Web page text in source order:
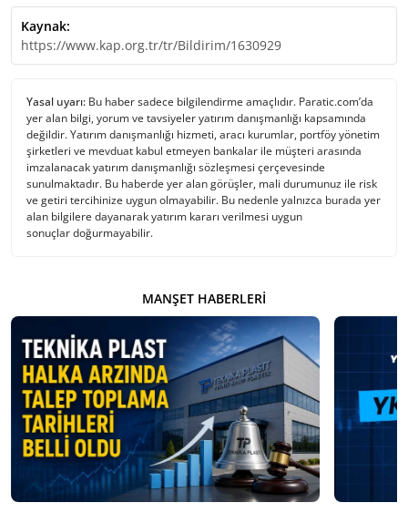
Kaynak:
https://www.kap.org.tr/tr/Bildirim/1630929
Yasal uyarı: Bu haber sadece bilgilendirme amaçlıdır. Paratic.com’da
yer alan bilgi, yorum ve tavsiyeler yatırım danışmanlığı kapsamında
değildir. Yatırım danışmanlığı hizmeti, aracı kurumlar, portföy yönetim
şirketleri ve mevduat kabul etmeyen bankalar ile müşteri arasında
imzalanacak yatırım danışmanlığı sözleşmesi çerçevesinde
sunulmaktadır. Bu haberde yer alan görüşler, mali durumunuz ile risk
ve getiri tercihinize uygun olmayabilir. Bu nedenle yalnızca burada yer
alan bilgilere dayanarak yatırım kararı verilmesi uygun
sonuçlar doğurmayabilir.
MANŞET HABERLERI